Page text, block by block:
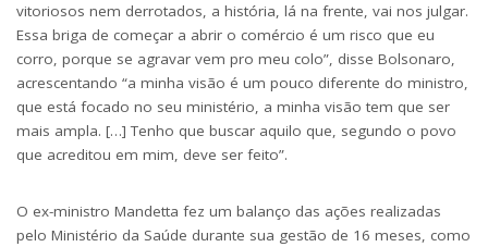
vitoriosos nem derrotados, a história, lá na frente, vai nos julgar.
Essa briga de começar a abrir o comércio é um risco que eu
corro, porque se agravar vem pro meu colo”, disse Bolsonaro,
acrescentando “a minha visão é um pouco diferente do ministro,
que está focado no seu ministério, a minha visão tem que ser
mais ampla. […] Tenho que buscar aquilo que, segundo o povo
que acreditou em mim, deve ser feito”.
O ex-ministro Mandetta fez um balanço das ações realizadas
pelo Ministério da Saúde durante sua gestão de 16 meses, como